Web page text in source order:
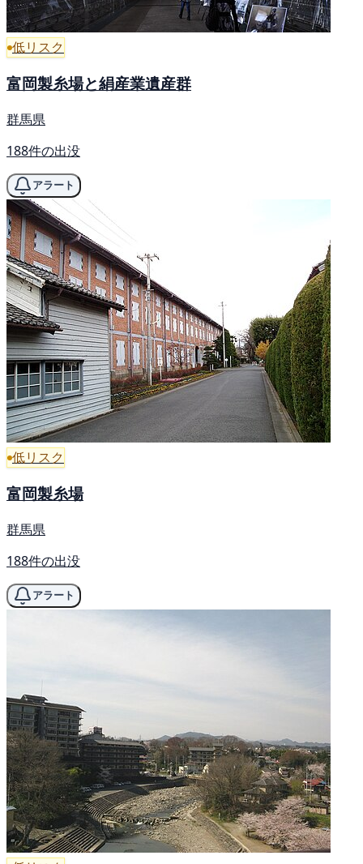
低リスク
富岡製糸場と絹産業遺産群
群馬県
188件の出没
アラート
低リスク
富岡製糸場
群馬県
188件の出没
アラート